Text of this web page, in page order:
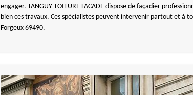
engager. TANGUY TOITURE FACADE dispose de façadier
bien ces travaux. Ces spécialistes peuvent intervenir partout et à
Forgeux 69490.